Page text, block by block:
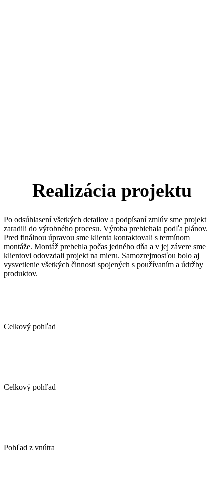
Realizácia projektu
Po odsúhlasení všetkých detailov a podpísaní zmlúv sme projekt
zaradili do výrobného procesu. Výroba prebiehala podľa plánov.
Pred finálnou úpravou sme klienta kontaktovali s termínom
montáže. Montáž prebehla počas jedného dňa a v jej závere sme
klientovi odovzdali projekt na mieru. Samozrejmosťou bolo aj
vysvetlenie všetkých činnosti spojených s používaním a údržby
produktov.
Celkový pohľad
Celkový pohľad
Pohľad z vnútra